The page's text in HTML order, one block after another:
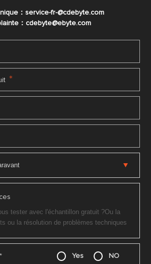
：service-fr-@cdebyte.com
：cdebyte@ebyte.com
*
* Yes NO